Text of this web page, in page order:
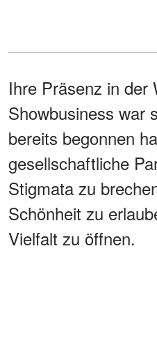
Ihre Präsenz in der
Showbusiness war
bereits begonnen
gesellschaftliche
Stigmata zu
Schönheit zu
Vielfalt zu öffnen.